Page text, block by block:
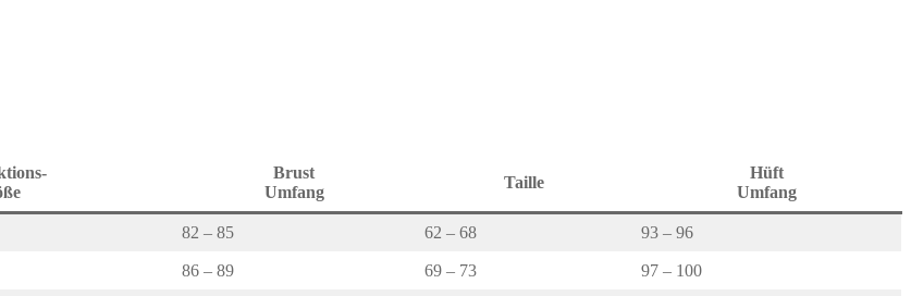
Brust
Umfang
Taille
Hüft
Umfang
82 – 85 62 – 68 93 – 96
86 – 89 69 – 73 97 – 100